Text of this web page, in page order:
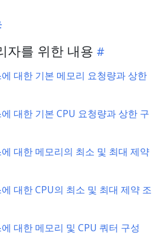
자를 위한 내용
대한 기본 메모리 요청량과 상한
대한 기본 CPU 요청량과 상한 구
대한 메모리의 최소 및 최대 제약
대한 CPU의 최소 및 최대 제약 조
대한 메모리 및 CPU 쿼터 구성